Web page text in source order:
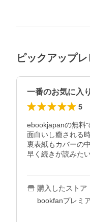
ピックアップ
一番のお気に入
5
ebookjapanの無料
面白いし癒される
裏表紙もカバーの
早く続きが読みたい
購入したストア
bookfanプレミ